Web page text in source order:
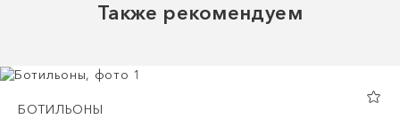
Также рекомендуем
БОТИЛЬОНЫ